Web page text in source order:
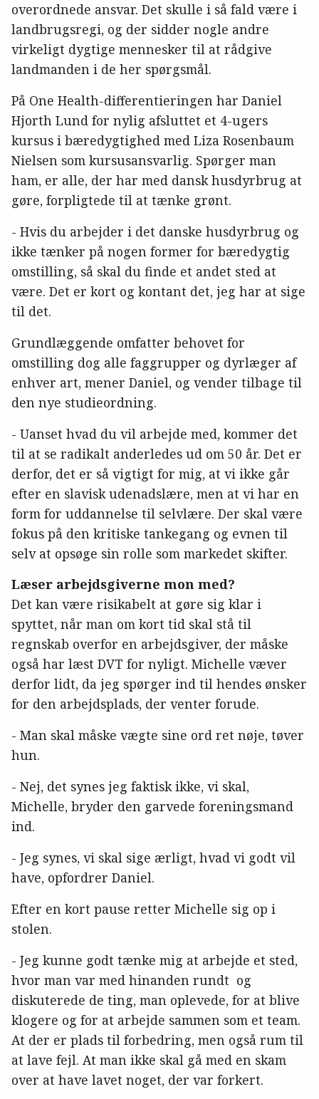
overordnede ansvar. Det skulle i så fald være i
landbrugsregi, og der sidder nogle andre
virkeligt dygtige mennesker til at rådgive
landmanden i de her spørgsmål.
På One Health-differentieringen har Daniel
Hjorth Lund for nylig afsluttet et 4-ugers
kursus i bæredygtighed med Liza Rosenbaum
Nielsen som kursusansvarlig. Spørger man
ham, er alle, der har med dansk husdyrbrug at
gøre, forpligtede til at tænke grønt.
- Hvis du arbejder i det danske husdyrbrug og
ikke tænker på nogen former for bæredygtig
omstilling, så skal du finde et andet sted at
være. Det er kort og kontant det, jeg har at sige
til det.
Grundlæggende omfatter behovet for
omstilling dog alle faggrupper og dyrlæger af
enhver art, mener Daniel, og vender tilbage til
den nye studieordning.
- Uanset hvad du vil arbejde med, kommer det
til at se radikalt anderledes ud om 50 år. Det er
derfor, det er så vigtigt for mig, at vi ikke går
efter en slavisk udenadslære, men at vi har en
form for uddannelse til selvlære. Der skal være
fokus på den kritiske tankegang og evnen til
selv at opsøge sin rolle som markedet skifter.
Læser arbejdsgiverne mon med?
Det kan være risikabelt at gøre sig klar i
spyttet, når man om kort tid skal stå til
regnskab overfor en arbejdsgiver, der måske
også har læst DVT for nyligt. Michelle væver
derfor lidt, da jeg spørger ind til hendes ønsker
for den arbejdsplads, der venter forude.
- Man skal måske vægte sine ord ret nøje, tøver
hun.
- Nej, det synes jeg faktisk ikke, vi skal,
Michelle, bryder den garvede foreningsmand
ind.
- Jeg synes, vi skal sige ærligt, hvad vi godt vil
have, opfordrer Daniel.
Efter en kort pause retter Michelle sig op i
stolen.
- Jeg kunne godt tænke mig at arbejde et sted,
hvor man var med hinanden rundt og
diskuterede de ting, man oplevede, for at blive
klogere og for at arbejde sammen som et team.
At der er plads til forbedring, men også rum til
at lave fejl. At man ikke skal gå med en skam
over at have lavet noget, der var forkert.